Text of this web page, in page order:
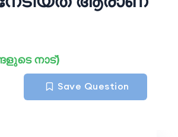
നാട്)
Save Question